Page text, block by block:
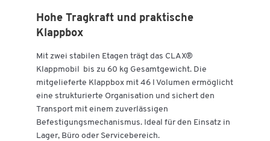
Hohe Tragkraft und praktische
Klappbox
Mit zwei stabilen Etagen trägt das CLAX®
Klappmobil bis zu 60 kg Gesamtgewicht. Die
mitgelieferte Klappbox mit 46 l Volumen ermöglicht
eine strukturierte Organisation und sichert den
Transport mit einem zuverlässigen
Befestigungsmechanismus. Ideal für den Einsatz in
Lager, Büro oder Servicebereich.